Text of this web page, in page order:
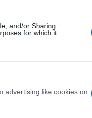
and/or Sharing
for which it
advertising like cookies on